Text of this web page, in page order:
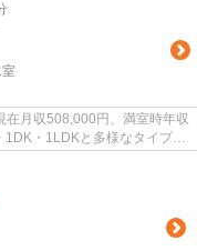
室
在月収508,000円、満室時年収
・1LDKと多様なタイプ♪